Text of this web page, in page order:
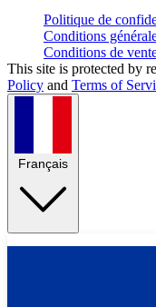
Politique de
Conditions
Conditions de
This site is protected by
Policy and Terms of
Français